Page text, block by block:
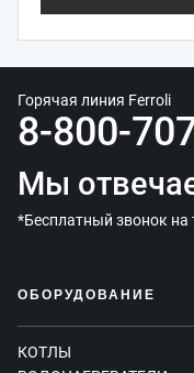
Горячая линия Ferroli
8-800-
Мы
*Бесплатный звонок на
ОБОРУДОВАНИЕ
КОТЛЫ